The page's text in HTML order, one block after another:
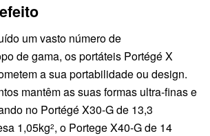
um vasto número de
de gama, os portáteis Portégé X
a sua portabilidade ou design.
mantêm as suas formas ultra-finas e
no Portégé X30-G de 13,3
1,05kg2, o Portege X40-G de 14